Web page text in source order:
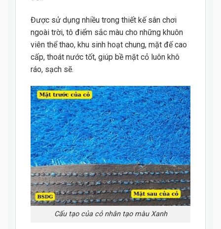
Được sử dụng nhiều trong thiết kế sân chơi
ngoài trời, tô điểm sắc màu cho những khuôn
viên thể thao, khu sinh hoạt chung, mặt đế cao
cấp, thoát nước tốt, giúp bề mặt cỏ luôn khô
ráo, sạch sẽ.
Cấu tạo của cỏ nhân tạo màu Xanh